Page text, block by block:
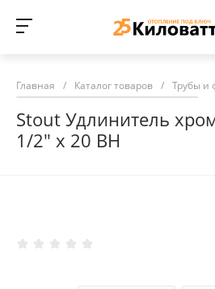
Главная / Каталог товаров / Трубы и
Stout Удлинитель
1/2" х 20 ВН